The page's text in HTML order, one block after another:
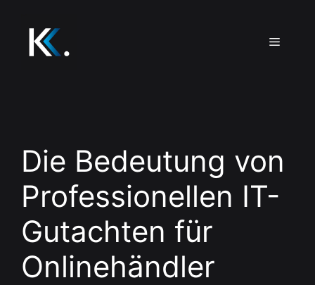
Inhalt
springen
Menü
Die Bedeutung von
Professionellen IT-
Gutachten für
Onlinehändler